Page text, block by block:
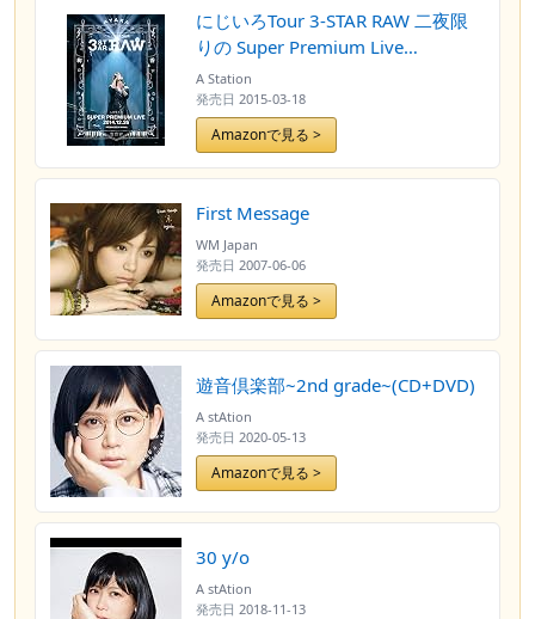
にじいろTour 3-STAR RAW 二夜限
りの Super Premium Live
2014.12.26 [DVD]
A Station
発売日 2015-03-18
Amazonで見る >
First Message
WM Japan
発売日 2007-06-06
Amazonで見る >
遊音倶楽部~2nd grade~(CD+DVD)
A stAtion
発売日 2020-05-13
Amazonで見る >
30 y/o
A stAtion
発売日 2018-11-13